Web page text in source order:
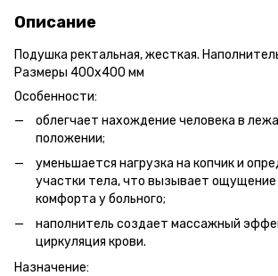
Описание
Подушка ректальная, жесткая.
Размеры 400х400 мм
Особенности:
облегчает нахождение человека в
положении;
уменьшается нагрузка на копчик и
участки тела, что вызывает ощущение
комфорта у больного;
наполнитель создает массажный
циркуляция крови.
Назначение: